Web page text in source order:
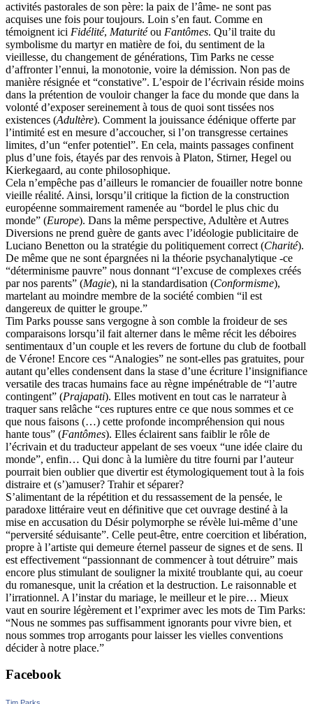
activités pastorales de son père: la paix de l’âme- ne sont pas
acquises une fois pour toujours. Loin s’en faut. Comme en
témoignent ici Fidélité, Maturitéou Fantômes. Qu’il traite du
symbolisme du martyr en matière de foi, du sentiment de la
vieillesse, du changement de générations, Tim Parks ne cesse
d’affronter l’ennui, la monotonie, voire la démission. Non pas de
manière résignée et “constative”. L’espoir de l’écrivain réside moins
dans la prétention de vouloir changer la face du monde que dans la
volonté d’exposer sereinement à tous de quoi sont tissées nos
existences (Adultère). Comment la jouissance édénique offerte par
l’intimité est en mesure d’accoucher, si l’on transgresse certaines
limites, d’un “enfer potentiel”. En cela, maints passages confinent
plus d’une fois, étayés par des renvois à Platon, Stirner, Hegel ou
Kierkegaard, au conte philosophique.
Cela n’empêche pas d’ailleurs le romancier de fouailler notre bonne
vieille réalité. Ainsi, lorsqu’il critique la fiction de la construction
européenne sommairement ramenée au “bordel le plus chic du
monde” (Europe). Dans la même perspective, Adultère et Autres
Diversions ne prend guère de gants avec l’idéologie publicitaire de
Luciano Benetton ou la stratégie du politiquement correct (Charité).
De même que ne sont épargnées ni la théorie psychanalytique -ce
“déterminisme pauvre” nous donnant “l’excuse de complexes créés
par nos parents” (Magie), ni la standardisation (Conformisme),
martelant au moindre membre de la société combien “il est
dangereux de quitter le groupe.”
Tim Parks pousse sans vergogne à son comble la froideur de ses
comparaisons lorsqu’il fait alterner dans le même récit les déboires
sentimentaux d’un couple et les revers de fortune du club de football
de Vérone! Encore ces “Analogies” ne sont-elles pas gratuites, pour
autant qu’elles condensent dans la stase d’une écriture l’insignifiance
versatile des tracas humains face au règne impénétrable de “l’autre
contingent” (Prajapati). Elles motivent en tout cas le narrateur à
traquer sans relâche “ces ruptures entre ce que nous sommes et ce
que nous faisons (…) cette profonde incompréhension qui nous
hante tous” (Fantômes). Elles éclairent sans faiblir le rôle de
l’écrivain et du traducteur appelant de ses voeux “une idée claire du
monde”, enfin… Qui donc à la lumière du titre fourni par l’auteur
pourrait bien oublier que divertir est étymologiquement tout à la fois
distraire et (s’)amuser? Trahir et séparer?
S’alimentant de la répétition et du ressassement de la pensée, le
paradoxe littéraire veut en définitive que cet ouvrage destiné à la
mise en accusation du Désir polymorphe se révèle lui-même d’une
“perversité séduisante”. Celle peut-être, entre coercition et libération,
propre à l’artiste qui demeure éternel passeur de signes et de sens. Il
est effectivement “passionnant de commencer à tout détruire” mais
encore plus stimulant de souligner la mixité troublante qui, au coeur
du romanesque, unit la création et la destruction. Le raisonnable et
l’irrationnel. A l’instar du mariage, le meilleur et le pire… Mieux
vaut en sourire légèrement et l’exprimer avec les mots de Tim Parks:
“Nous ne sommes pas suffisamment ignorants pour vivre bien, et
nous sommes trop arrogants pour laisser les vielles conventions
décider à notre place.”
Facebook